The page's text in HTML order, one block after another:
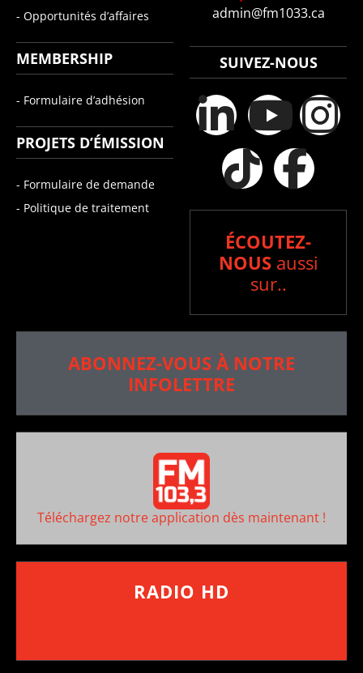
- Opportunités d’affaires
MEMBERSHIP
- Formulaire d’adhésion
PROJETS D’ÉMISSION
- Formulaire de demande
- Politique de traitement
admin@fm1033.ca
SUIVEZ-NOUS
ÉCOUTEZ-
NOUS aussi
sur..
ABONNEZ-VOUS À NOTRE
INFOLETTRE
Téléchargez notre application dès maintenant !
RADIO HD